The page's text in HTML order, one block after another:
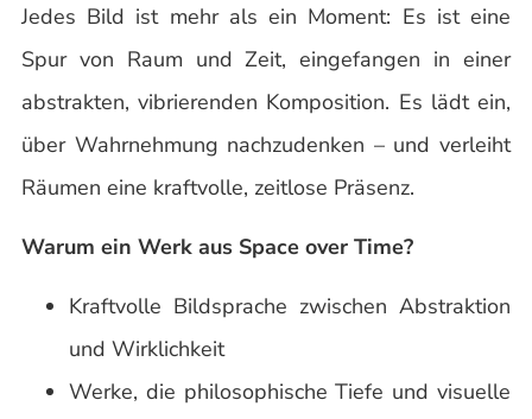
Jedes Bild ist mehr als ein Moment: Es ist eine
Spur von Raum und Zeit, eingefangen in einer
abstrakten, vibrierenden Komposition. Es lädt ein,
über Wahrnehmung nachzudenken – und verleiht
Räumen eine kraftvolle, zeitlose Präsenz.
Warum ein Werk aus Space over Time?
Kraftvolle Bildsprache zwischen Abstraktion
und Wirklichkeit
Werke, die philosophische Tiefe und visuelle